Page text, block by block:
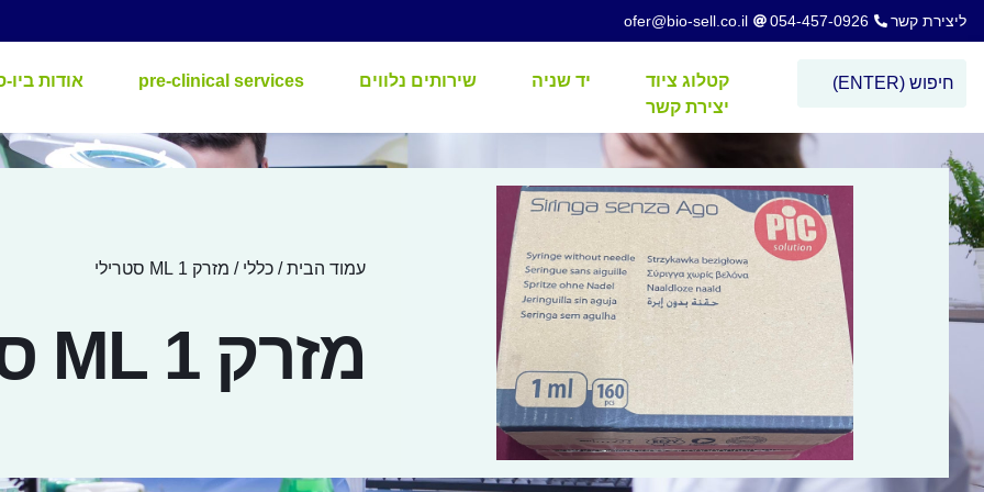
ליצירת קשר 054-457-0926
ofer@bio-sell.co.il
קטלוג ציוד יד שניה שירותים נלווים pre-clinical services
אודות
יצירת קשר
עמוד הבית/כללי / מזרק 1 ML סטרילי
מזרק 1 ML סטרילי